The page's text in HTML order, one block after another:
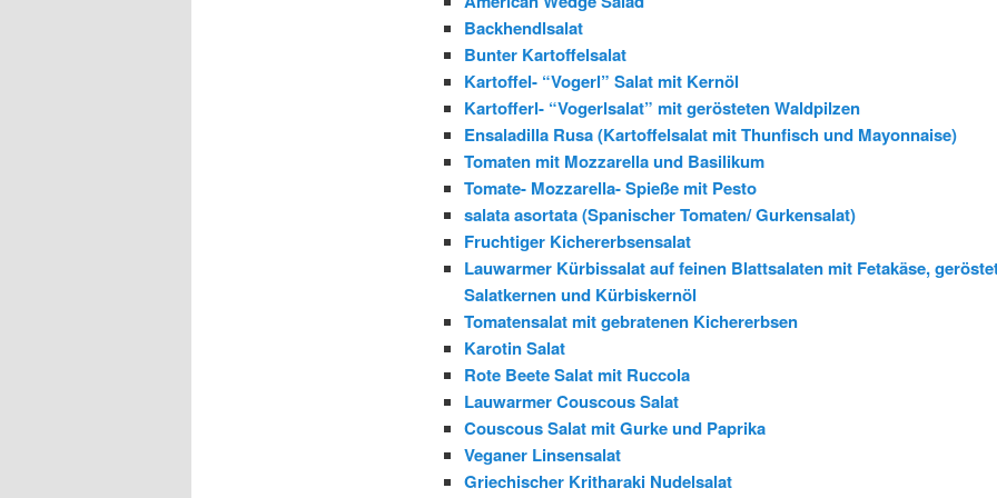
Backhendlsalat
Bunter Kartoffelsalat
Kartoffel- “Vogerl” Salat mit Kernöl
Kartofferl- “Vogerlsalat” mit gerösteten Waldpilzen
Ensaladilla Rusa (Kartoffelsalat mit Thunfisch und Mayonnaise)
Tomaten mit Mozzarella und Basilikum
Tomate- Mozzarella- Spieße mit Pesto
salata asortata (Spanischer Tomaten/ Gurkensalat)
Fruchtiger Kichererbsensalat
Lauwarmer Kürbissalat auf feinen Blattsalaten mit Fetakäse,
Salatkernen und Kürbiskernöl
Tomatensalat mit gebratenen Kichererbsen
Karotin Salat
Rote Beete Salat mit Ruccola
Lauwarmer Couscous Salat
Couscous Salat mit Gurke und Paprika
Veganer Linsensalat
Griechischer Kritharaki Nudelsalat